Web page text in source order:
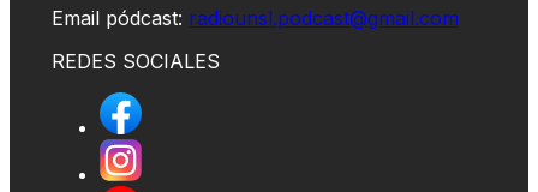
Email pódcast: radiounsl.podcast@gmail.com
REDES SOCIALES